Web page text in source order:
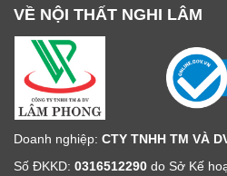
VỀ NỘI THẤT NGHI LÂM
Doanh nghiệp: CTY TNHH TM VÀ
Số ĐKKD: 0316512290 do Sở Kế